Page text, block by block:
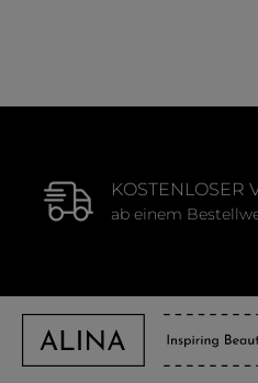
KOSTENLOSER
ab einem